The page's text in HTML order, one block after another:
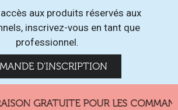
aux produits réservés aux
inscrivez-vous en tant que
professionnel.
D'INSCRIPTION
GRATUITE POUR LES